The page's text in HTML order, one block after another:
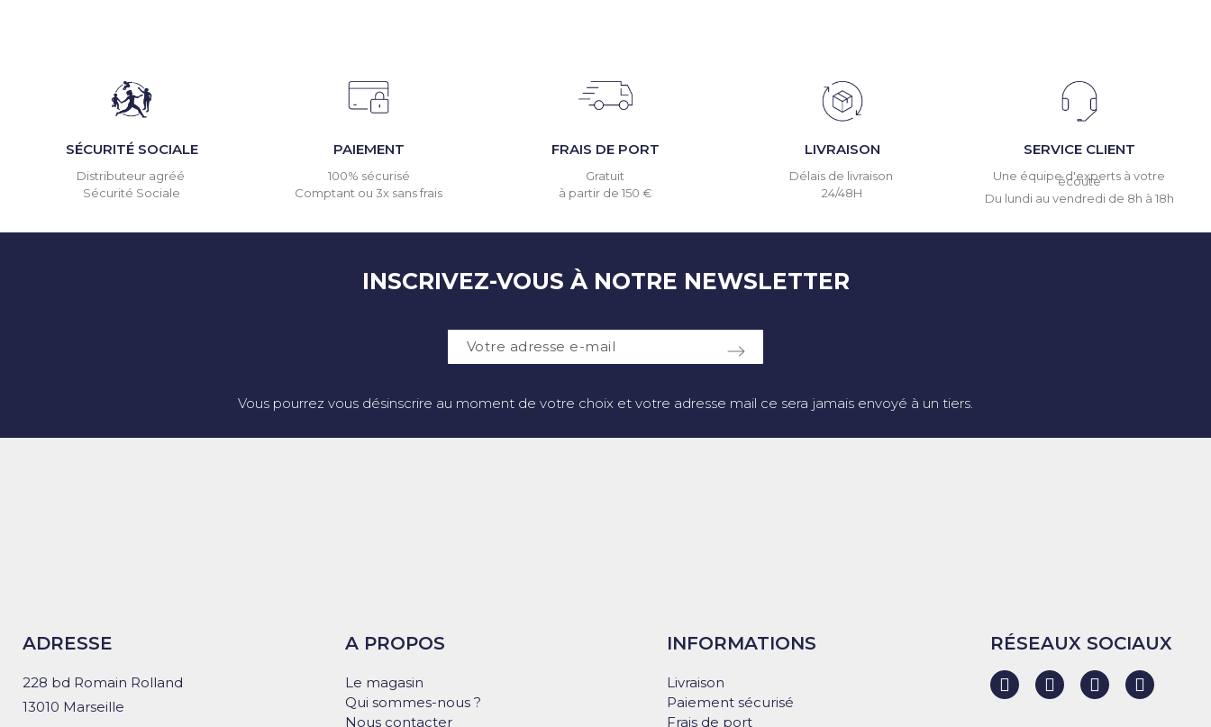
SÉCURITÉ SOCIALE
Distributeur agréé
Sécurité Sociale
PAIEMENT
100% sécurisé
Comptant ou 3x sans frais
FRAIS DE PORT
Gratuit
à partir de 150 €
LIVRAISON
Délais de livraison
24/48H
SERVICE CLIENT
Une équipe d'experts à votre
écoute
Du lundi au vendredi de 8h à 18h
INSCRIVEZ-VOUS À NOTRE NEWSLETTER
Vous pourrez vous désinscrire au moment de votre choix et votre adresse mail ce sera jamais envoyé à un tiers.
ADRESSE
228 bd Romain Rolland
13010 Marseille
A PROPOS
Le magasin
Qui sommes-nous ?
Nous contacter
INFORMATIONS
Livraison
Paiement sécurisé
Frais de port
RÉSEAUX SOCIAUX